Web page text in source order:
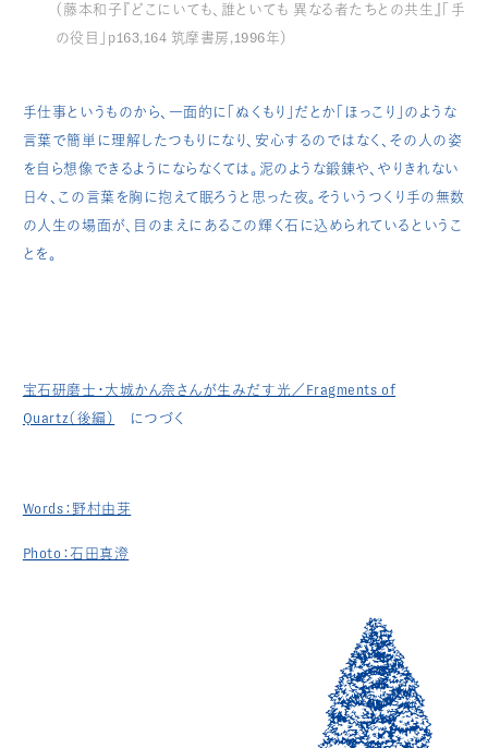
（藤本和子『どこにいても、誰といても 異なる者たちとの共生』「手
の役目」p163,164 筑摩書房,1996年）
手仕事というものから、一面的に「ぬくもり」だとか「ほっこり」のような
言葉で簡単に理解したつもりになり、安心するのではなく、その人の姿
を自ら想像できるようにならなくては。泥のような鍛錬や、やりきれない
日々、この言葉を胸に抱えて眠ろうと思った夜。そういうつくり手の無数
の人生の場面が、目のまえにあるこの輝く石に込められているというこ
とを。
宝石研磨士・大城かん奈さんが生みだす光／Fragments of
Quartz（後編）
につづく
Words：野村由芽
Photo：石田真澄